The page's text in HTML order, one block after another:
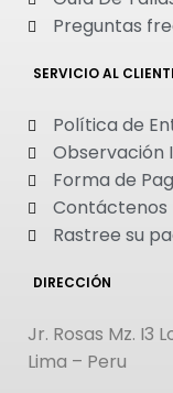
Preguntas
SERVICIO AL
Política de
Forma de
Contáctenos
Rastree su
DIRECCIÓN
Jr. Rosas Mz. I3
Lima – Peru